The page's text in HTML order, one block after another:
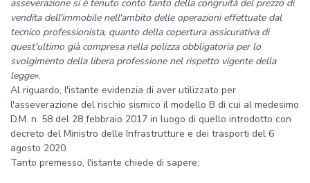
asseverazione si è tenuto conto tanto della congruità del prezzo di
vendita dell'immobile nell'ambito delle operazioni effettuate dal
tecnico professionista, quanto della copertura assicurativa di
quest'ultimo già compresa nella polizza obbligatoria per lo
svolgimento della libera professione nel rispetto vigente della
legge».
Al riguardo, l'istante evidenzia di aver utilizzato per
l'asseverazione del rischio sismico il modello B di cui al medesimo
D.M. n. 58 del 28 febbraio 2017 in luogo di quello introdotto con
decreto del Ministro delle Infrastrutture e dei trasporti del 6
agosto 2020.
Tanto premesso, l'istante chiede di sapere: